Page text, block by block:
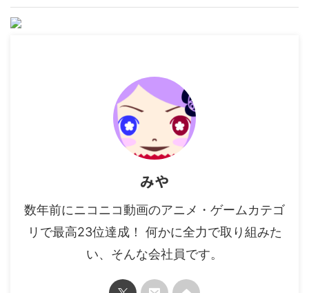
みや
数年前にニコニコ動画のアニメ・ゲームカテゴ
リで最高23位達成！ 何かに全力で取り組みた
い、そんな会社員です。